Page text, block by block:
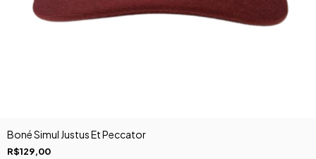
Boné Simul Justus Et Peccator
R$129,00